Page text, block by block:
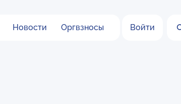
Новости Оргвзносы Войти